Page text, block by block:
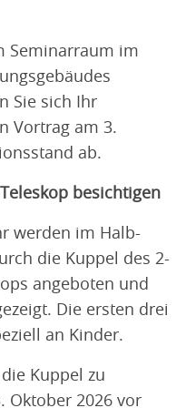
Seminarraum im
Sie sich Ihr
Vortrag am 3.
ab.
besichtigen
werden im Halb-
die Kuppel des 2-
angeboten und
Die ersten drei
an Kinder.
Kuppel zu
Oktober 2026 vor